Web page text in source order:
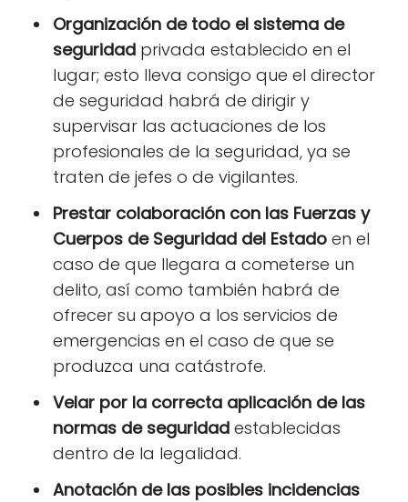
Organización de todo el sistema de
seguridad privada establecido en el
lugar; esto lleva consigo que el director
de seguridad habrá de dirigir y
supervisar las actuaciones de los
profesionales de la seguridad, ya se
traten de jefes o de vigilantes.
Prestar colaboración con las Fuerzas y
Cuerpos de Seguridad del Estado en el
caso de que llegara a cometerse un
delito, así como también habrá de
ofrecer su apoyo a los servicios de
emergencias en el caso de que se
produzca una catástrofe.
Velar por la correcta aplicación de las
normas de seguridad establecidas
dentro de la legalidad.
Anotación de las posibles incidencias